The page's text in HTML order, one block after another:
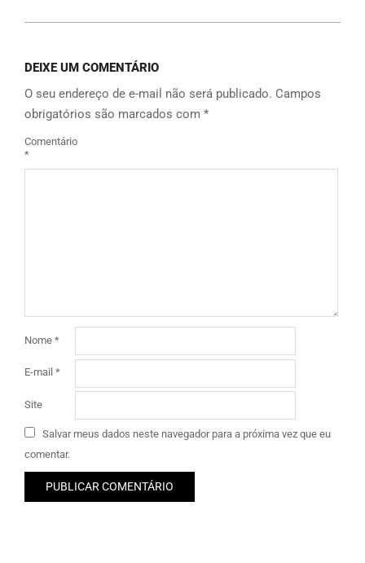
DEIXE UM COMENTÁRIO
O seu endereço de e-mail não será publicado. Campos
obrigatórios são marcados com *
Comentário
*
Nome *
E-mail *
Site
Salvar meus dados neste navegador para a próxima vez que eu
comentar.